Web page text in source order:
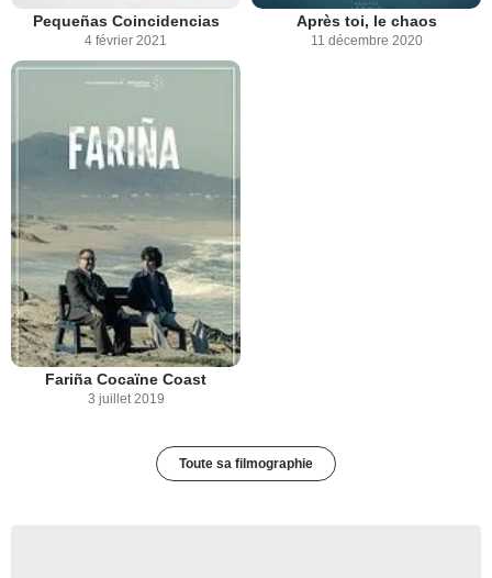
Pequeñas Coincidencias
4 février 2021
Après toi, le chaos
11 décembre 2020
Fariña Cocaïne Coast
3 juillet 2019
Toute sa filmographie